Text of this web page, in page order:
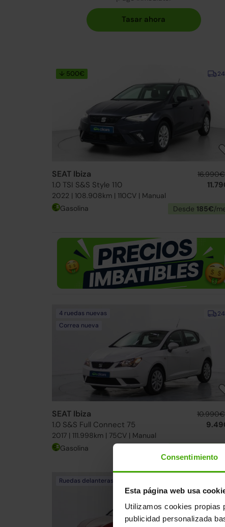
Consentimiento
Esta página web usa
Utilizamos cookies propias
publicidad personalizada
↓ 500€
SEAT Ibiza
1.0 TSI S&S Style 110
2022 | 108.908km | 110CV | Manual
16.990€
Gasolina Desde 185€/
4 ruedas nuevas
Correa nueva
SEAT Ibiza
1.0 S&S Full Connect 75
2017 | 111.998km | 75CV | Manual
10.990€
Gasolina
Ruedas delanteras nuevas